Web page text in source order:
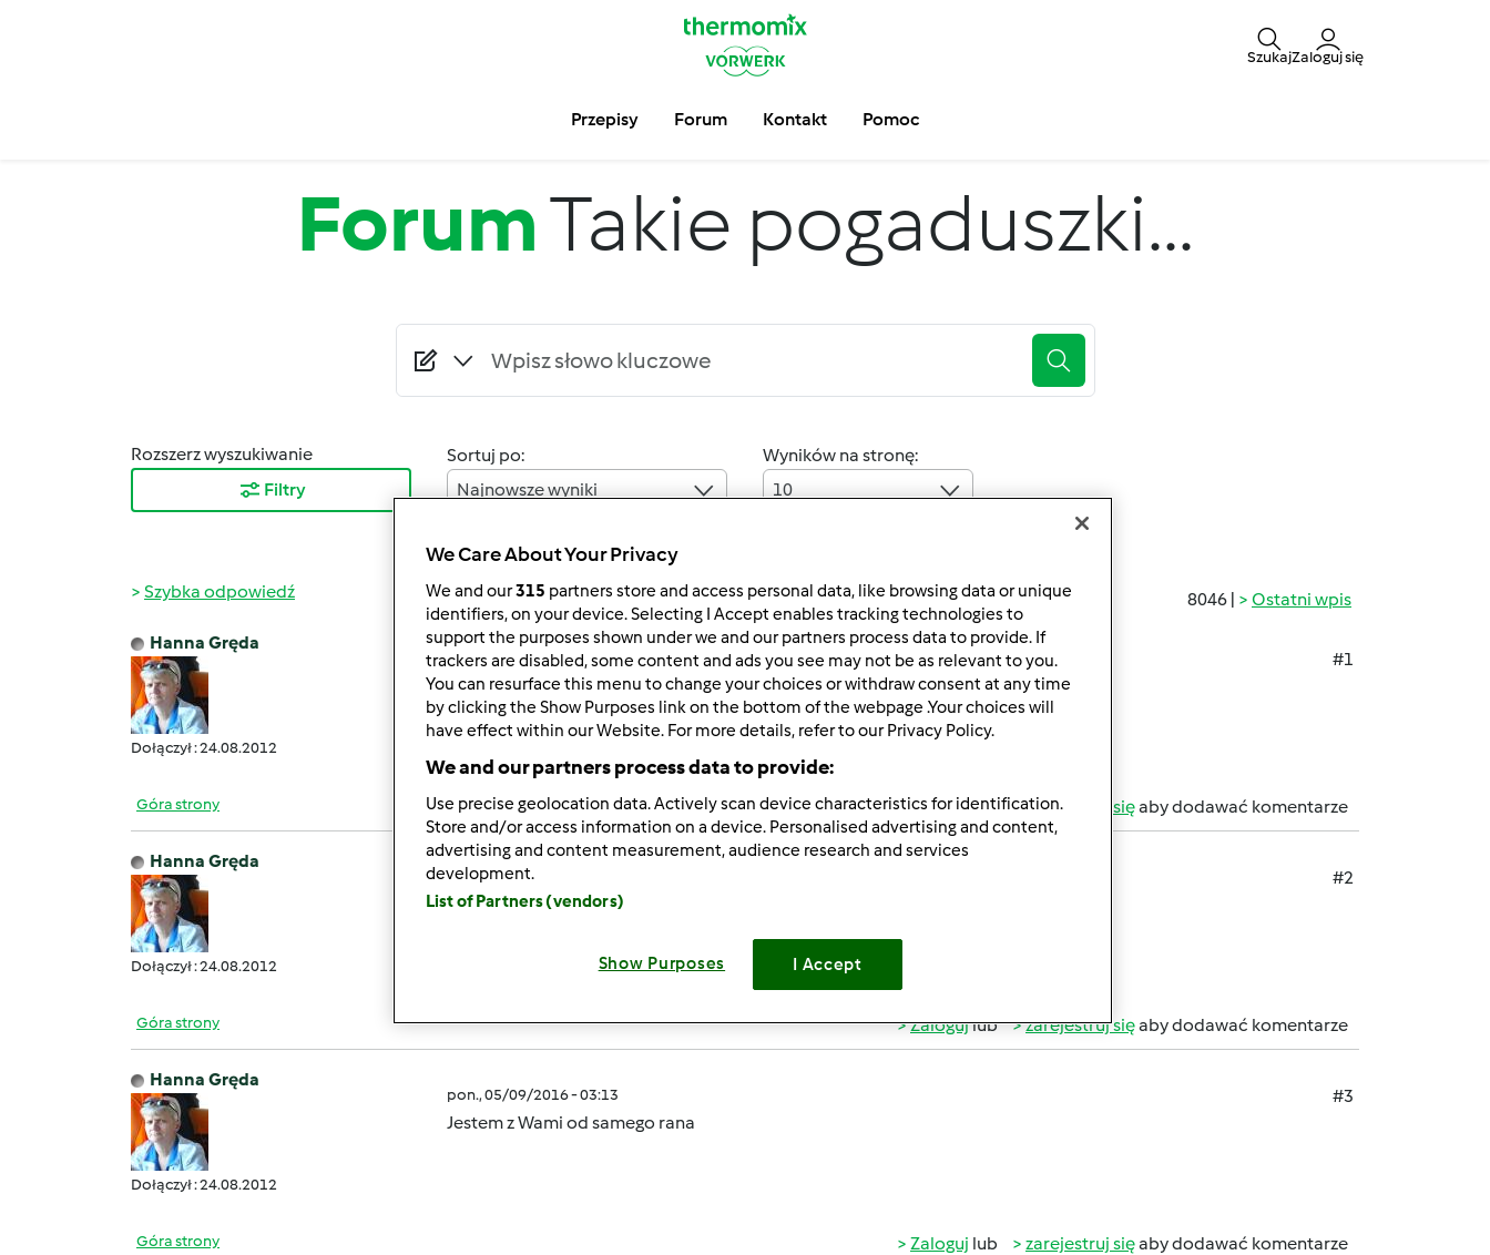
SzukajZaloguj się
Przepisy Forum Kontakt Pomoc
ForumTakie pogaduszki...
Rozszerz wyszukiwanie
Filtry
Sortuj po:
Najnowsze wyniki
Wyników na stronę:
10
8046 | Ostatni wpis
Szybka odpowiedź
Hanna Gręda
Dołączył : 24.08.2012
pt., 05/06/2016 - 04:09
#1
Jakiś krótki ten tydzień
Góra strony Zalogujlub zarejestruj sięaby dodawać komentarze
Hanna Gręda
Dołączył : 24.08.2012
pt., 05/06/2016 - 18:16
#2
Dobranoc do poniedziałku
Góra strony Zalogujlub zarejestruj sięaby dodawać komentarze
Hanna Gręda
Dołączył : 24.08.2012
pon., 05/09/2016 - 03:13
#3
Jestem z Wami od samego rana
Góra strony Zaloguj lub zarejestruj sięaby dodawać komentarze
We Care About Your Privacy
We and our315 partners store and access personal data, like browsing data or unique
identifiers, on your device. Selecting I Accept enables tracking technologies to
support the purposes shown under we and our partners process data to provide. If
trackers are disabled, some content and ads you see may not be as relevant to you.
You can resurface this menu to change your choices or withdraw consent at any time
by clicking the Show Purposes link on the bottom of the webpage .Your choices will
have effect within our Website. For more details, refer to our Privacy Policy.
We and our partners process data to provide:
Use precise geolocation data. Actively scan device characteristics for identification.
Store and/or access information on a device. Personalised advertising and content,
advertising and content measurement, audience research and services
development.
List of Partners (vendors)
Show Purposes I Accept